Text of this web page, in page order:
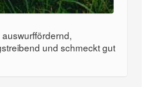
und schmeckt gut